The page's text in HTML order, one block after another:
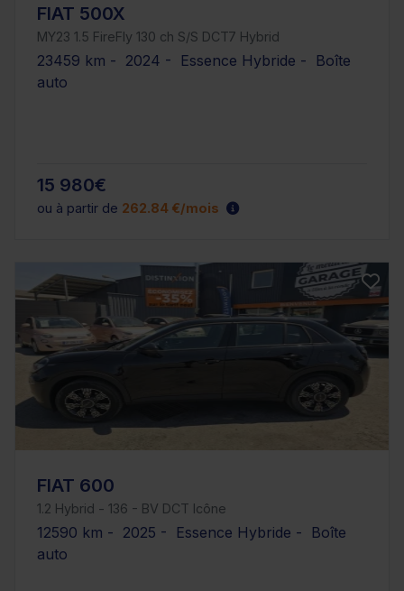
FIAT 500X
MY23 1.5 FireFly 130 ch S/S DCT7 Hybrid
23459 km - 2024 - Essence Hybride - Boîte
auto
15 980€
ou à partir de 262.84 €/mois
FIAT 600
1.2 Hybrid - 136 - BV DCT Icône
12590 km - 2025 - Essence Hybride - Boîte
auto